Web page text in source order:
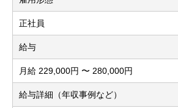
正社員
給与
月給 229,000円 〜 280,000円
給与詳細（年収事例など）